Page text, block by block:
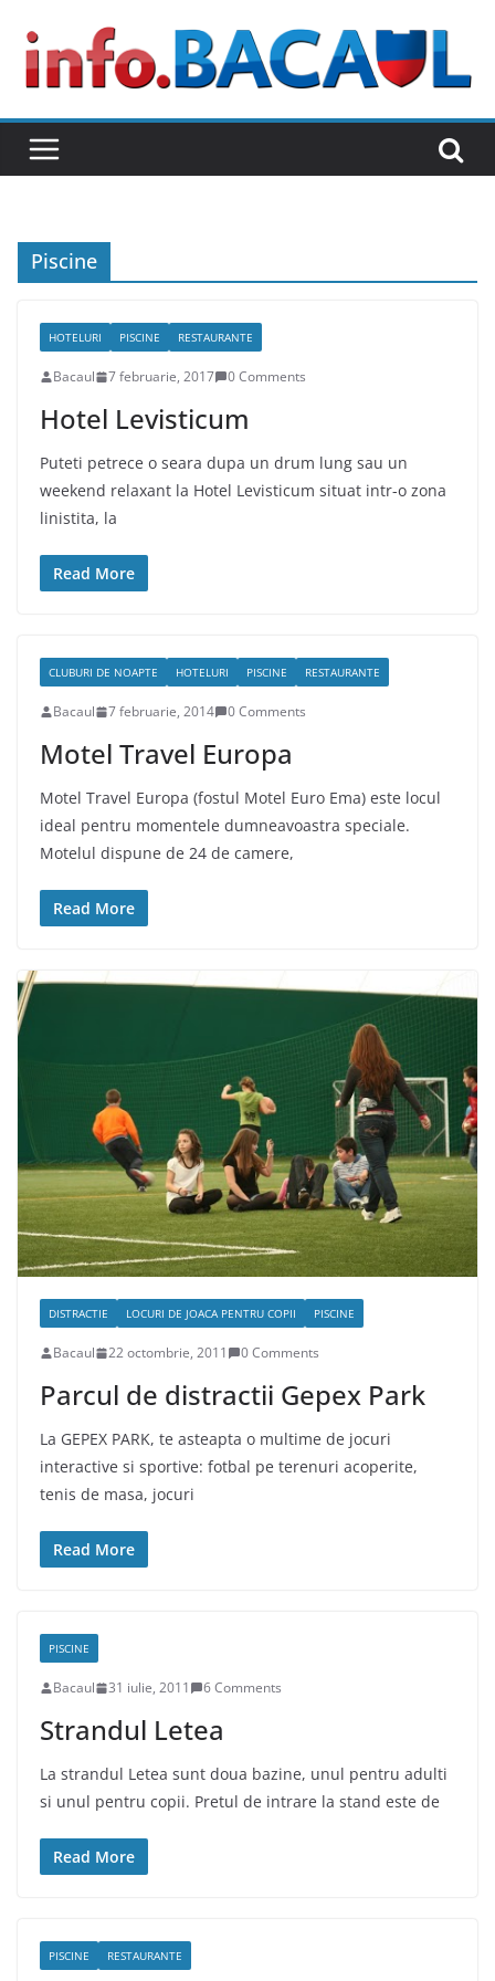
content
Piscine
HOTELURI PISCINE RESTAURANTE
Bacaul 7 februarie, 2017 0 Comments
Hotel Levisticum
Puteti petrece o seara dupa un drum lung sau un
weekend relaxant la Hotel Levisticum situat intr-o zona
linistita, la
Read More
CLUBURI DE NOAPTE HOTELURI PISCINE RESTAURANTE
Bacaul 7 februarie, 2014 0 Comments
Motel Travel Europa
Motel Travel Europa (fostul Motel Euro Ema) este locul
ideal pentru momentele dumneavoastra speciale.
Motelul dispune de 24 de camere,
Read More
DISTRACTIE LOCURI DE JOACA PENTRU COPII PISCINE
Bacaul 22 octombrie, 2011 0 Comments
Parcul de distractii Gepex Park
La GEPEX PARK, te asteapta o multime de jocuri
interactive si sportive: fotbal pe terenuri acoperite,
tenis de masa, jocuri
Read More
PISCINE
Bacaul 31 iulie, 2011 6 Comments
Strandul Letea
La strandul Letea sunt doua bazine, unul pentru adulti
si unul pentru copii. Pretul de intrare la stand este de
Read More
PISCINE RESTAURANTE